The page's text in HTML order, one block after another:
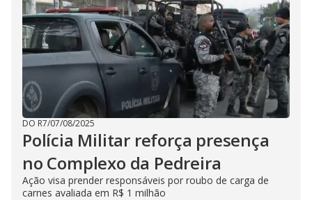
DO R7/07/08/2025
Polícia Militar reforça presença
no Complexo da Pedreira
Ação visa prender responsáveis por roubo de carga de
carnes avaliada em R$ 1 milhão